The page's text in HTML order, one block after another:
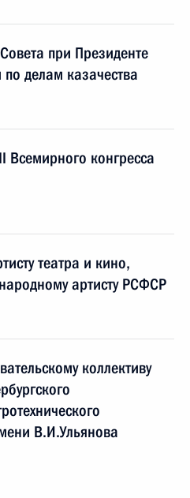
при Президенте
делам казачества
Всемирного конгресса
театра и кино,
артисту РСФСР
коллективу
В.И.Ульянова